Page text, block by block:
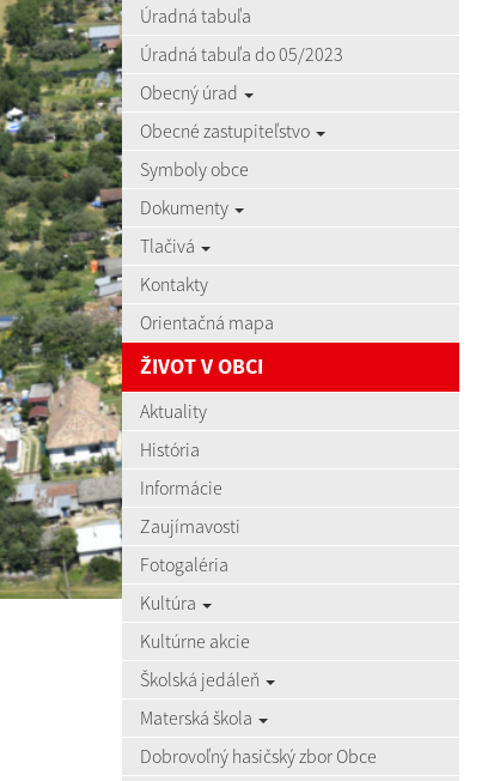
Úradná tabuľa
Úradná tabuľa do 05/2023
Obecný úrad
Obecné zastupiteľstvo
Symboly obce
Dokumenty
Tlačivá
Kontakty
Orientačná mapa
ŽIVOT V OBCI
Aktuality
História
Informácie
Zaujímavosti
Fotogaléria
Kultúra
Kultúrne akcie
Školská jedáleň
Materská škola
Dobrovoľný hasičský zbor Obce